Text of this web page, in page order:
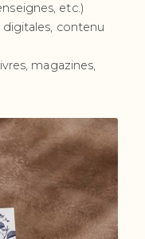
etc.)
contenu
magazines,